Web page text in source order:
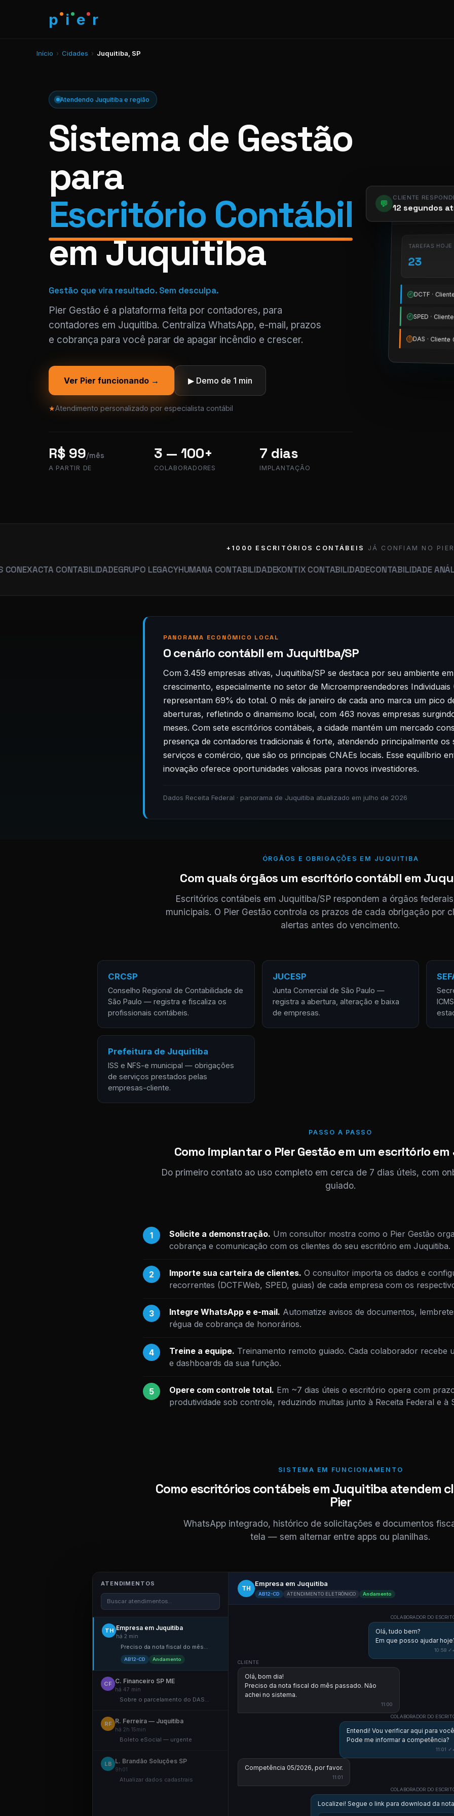
p i e r
Início › Cidades › Juquitiba, SP
Atendendo Juquitiba e região
Sistema de Gestão
para
Escritório Contábil
em Juquitiba
Gestão que vira resultado. Sem desculpa.
Pier Gestão é a plataforma feita por contadores, para
contadores em Juquitiba. Centraliza WhatsApp, e-mail, prazos
e cobrança para você parar de apagar incêndio e crescer.
Ver Pier funcionando → ▶ Demo de 1 min
★Atendimento personalizado por especialista contábil
R$ 99/mês
A PARTIR DE
3 — 100+
COLABORADORES
7 dias
IMPLANTAÇÃO
💬
CLIENTE
12 segundos
TAREFAS HOJE
23
✓ DCTF ·
✓ SPED ·
! DAS ·
+1000 ESCRITÓRIOS CONTÁBEIS JÁ CONFIAM NO PIER
CONTABILIDADEGRUPO LEGACYHUMANA CONTABILIDADEKONTIX CONTABILIDADECONTABILIDADE ANÁLISE
PANORAMA ECONÔMICO LOCAL
O cenário contábil em Juquitiba/SP
Com 3.459 empresas ativas, Juquitiba/SP se destaca por seu ambiente
crescimento, especialmente no setor de Microempreendedores Individuais
representam 69% do total. O mês de janeiro de cada ano marca um pico
aberturas, refletindo o dinamismo local, com 463 novas empresas
meses. Com sete escritórios contábeis, a cidade mantém um mercado
presença de contadores tradicionais é forte, atendendo principalmente os
serviços e comércio, que são os principais CNAEs locais. Esse equilíbrio
inovação oferece oportunidades valiosas para novos investidores.
Dados Receita Federal · panorama de Juquitiba atualizado em julho de 2026
ÓRGÃOS E OBRIGAÇÕES EM JUQUITIBA
Com quais órgãos um escritório contábil em
Escritórios contábeis em Juquitiba/SP respondem a órgãos
municipais. O Pier Gestão controla os prazos de cada obrigação por
alertas antes do vencimento.
CRCSP
Conselho Regional de Contabilidade de
São Paulo — registra e fiscaliza os
profissionais contábeis.
JUCESP
Junta Comercial de São Paulo —
registra a abertura, alteração e baixa
de empresas.
Prefeitura de Juquitiba
ISS e NFS-e municipal — obrigações
de serviços prestados pelas
empresas-cliente.
PASSO A PASSO
Como implantar o Pier Gestão em um escritório
Do primeiro contato ao uso completo em cerca de 7 dias úteis, com
guiado.
1 Solicite a demonstração. Um consultor mostra como o Pier Gestão
cobrança e comunicação com os clientes do seu escritório em Juquitiba.
2 Importe sua carteira de clientes. O consultor importa os dados e
recorrentes (DCTFWeb, SPED, guias) de cada empresa com os
3 Integre WhatsApp e e-mail. Automatize avisos de documentos,
régua de cobrança de honorários.
4 Treine a equipe. Treinamento remoto guiado. Cada colaborador recebe
e dashboards da sua função.
5 Opere com controle total. Em ~7 dias úteis o escritório opera com
produtividade sob controle, reduzindo multas junto à Receita Federal e à
SISTEMA EM FUNCIONAMENTO
Como escritórios contábeis em Juquitiba atendem
Pier
WhatsApp integrado, histórico de solicitações e documentos
tela — sem alternar entre apps ou planilhas.
ATENDIMENTOS
Buscar atendimentos...
TH Empresa em Juquitiba
há 2 min
Preciso da nota fiscal do mês...
AB12-CD Andamento
CF C. Financeiro SP ME
há 47 min
Sobre o parcelamento do DAS...
RF R. Ferreira — Juquitiba
há 2h 15min
Boleto eSocial — urgente
LB L. Brandão Soluções SP
9h01
Atualizar dados cadastrais
TH
Empresa em Juquitiba
AB12-CD ATENDIMENTO ELETRÔNICO Andamento
COLABORADOR DO
Olá, tudo bem?
Em que posso ajudar
10:58
CLIENTE
Olá, bom dia!
Preciso da nota fiscal do mês passado. Não
achei no sistema.
11:00
COLABORADOR DO
Entendi! Vou verificar aqui para
Pode me informar a competência?
11:01
Competência 05/2026, por favor.
11:01
COLABORADOR DO
Localizei! Segue o link para download da